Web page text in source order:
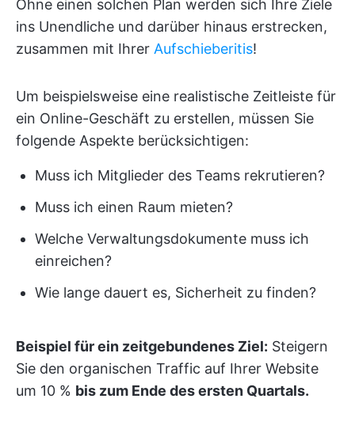
Ohne einen solchen Plan werden sich Ihre Ziele
ins Unendliche und darüber hinaus erstrecken,
zusammen mit Ihrer Aufschieberitis!
Um beispielsweise eine realistische Zeitleiste für
ein Online-Geschäft zu erstellen, müssen Sie
folgende Aspekte berücksichtigen:
Muss ich Mitglieder des Teams rekrutieren?
Muss ich einen Raum mieten?
Welche Verwaltungsdokumente muss ich
einreichen?
Wie lange dauert es, Sicherheit zu finden?
Beispiel für ein zeitgebundenes Ziel: Steigern
Sie den organischen Traffic auf Ihrer Website
um 10 % bis zum Ende des ersten Quartals.